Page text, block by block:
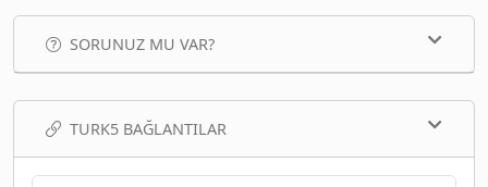
SORUNUZ MU VAR?
TURK5 BAĞLANTILAR